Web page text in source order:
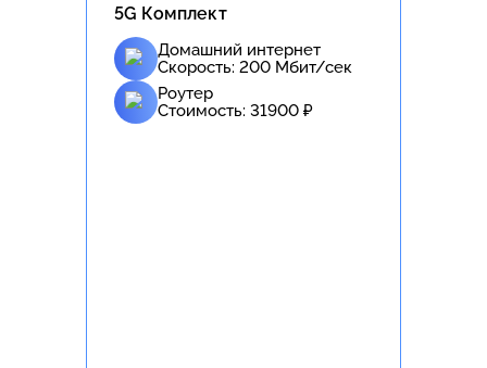
5G Комплект
Домашний интернет
Скорость: 200 Мбит/сек
Роутер
Стоимость: 31900 ₽